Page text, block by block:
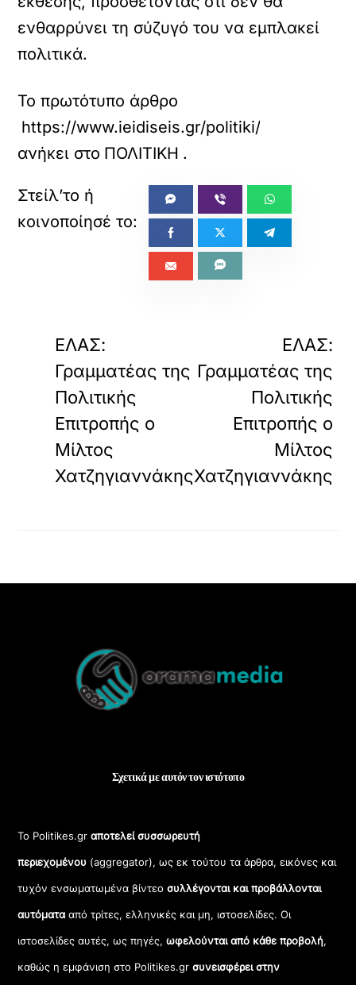
ενθαρρύνει τη σύζυγό του να εμπλακεί
πολιτικά.
Το πρωτότυπο άρθρο
https://www.ieidiseis.gr/politiki/791817/
ανήκει στο ΠΟΛΙΤΙΚΗ .
ΕΛΑΣ:
Γραμματέας της
Πολιτικής
Επιτροπής ο
Μίλτος
Χατζηγιαννάκης
ΕΛΑΣ:
Γραμματέας της
Πολιτικής
Επιτροπής ο
Μίλτος
Χατζηγιαννάκης
Top
Σχετικά με αυτόν τον ιστότοπο
Το Politikes.grαποτελεί συσσωρευτή
περιεχομένου (aggregator), ως εκ τούτου τα άρθρα, εικόνες και
τυχόν ενσωματωμένα βίντεοσυλλέγονται και προβάλλονται
αυτόματααπό τρίτες, ελληνικές και μη, ιστοσελίδες. Οι
ιστοσελίδες αυτές, ως πηγές,ωφελούνται από κάθε προβολή,
καθώς η εμφάνιση στο Politikes.gr συνεισφέρει στην